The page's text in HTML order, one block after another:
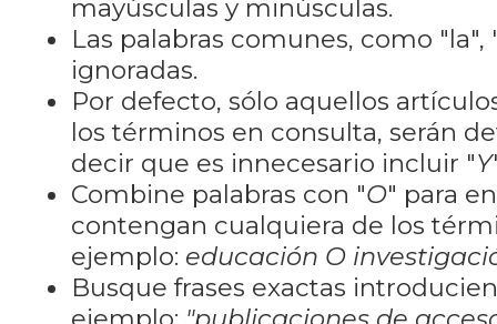
mayúsculas y minúsculas.
Las palabras comunes, como "la",
ignoradas.
Por defecto, sólo aquellos
los términos en consulta, serán
decir que es innecesario incluir "Y
Combine palabras con "O" para
contengan cualquiera de los
ejemplo: educación O
Busque frases exactas